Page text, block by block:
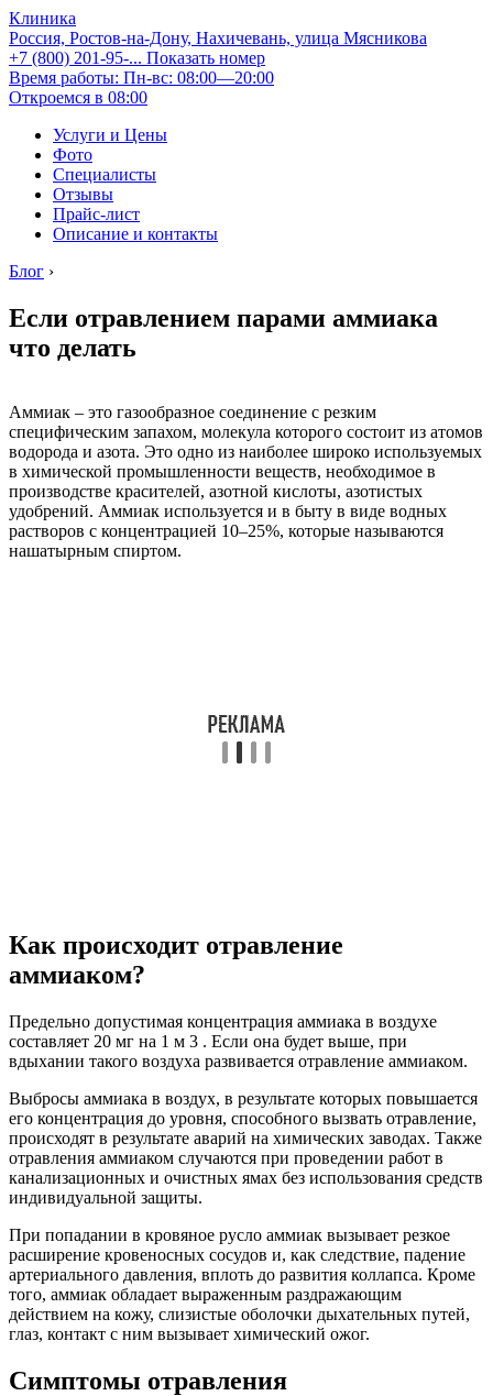
Клиника
Россия, Ростов-на-Дону, Нахичевань, улица Мясникова
+7 (800) 201-95-... Показать номер
Время работы: Пн-вс: 08:00—20:00
Откроемся в 08:00
Услуги и Цены
Фото
Специалисты
Отзывы
Прайс-лист
Описание и контакты
Блог ›
Если отравлением парами аммиака
что делать
Аммиак – это газообразное соединение с резким
специфическим запахом, молекула которого состоит из атомов
водорода и азота. Это одно из наиболее широко используемых
в химической промышленности веществ, необходимое в
производстве красителей, азотной кислоты, азотистых
удобрений. Аммиак используется и в быту в виде водных
растворов с концентрацией 10–25%, которые называются
нашатырным спиртом.
Как происходит отравление
аммиаком?
Предельно допустимая концентрация аммиака в воздухе
составляет 20 мг на 1 м 3 . Если она будет выше, при
вдыхании такого воздуха развивается отравление аммиаком.
Выбросы аммиака в воздух, в результате которых повышается
его концентрация до уровня, способного вызвать отравление,
происходят в результате аварий на химических заводах. Также
отравления аммиаком случаются при проведении работ в
канализационных и очистных ямах без использования средств
индивидуальной защиты.
При попадании в кровяное русло аммиак вызывает резкое
расширение кровеносных сосудов и, как следствие, падение
артериального давления, вплоть до развития коллапса. Кроме
того, аммиак обладает выраженным раздражающим
действием на кожу, слизистые оболочки дыхательных путей,
глаз, контакт с ним вызывает химический ожог.
Симптомы отравления